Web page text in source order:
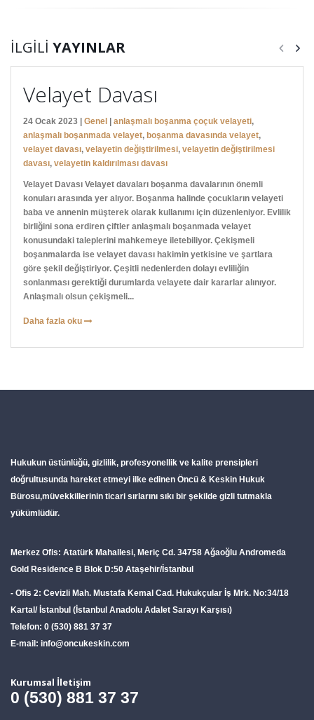
İLGILI YAYINLAR
Velayet Davası
24 Ocak 2023 | Genel | anlaşmalı boşanma çoçuk velayeti,
anlaşmalı boşanmada velayet, boşanma davasında velayet,
velayet davası, velayetin değiştirilmesi, velayetin değiştirilmesi
davası, velayetin kaldırılması davası
Velayet Davası Velayet davaları boşanma davalarının önemli
konuları arasında yer alıyor. Boşanma halinde çocukların velayeti
baba ve annenin müşterek olarak kullanımı için düzenleniyor. Evlilik
birliğini sona erdiren çiftler anlaşmalı boşanmada velayet
konusundaki taleplerini mahkemeye iletebiliyor. Çekişmeli
boşanmalarda ise velayet davası hakimin yetkisine ve şartlara
göre şekil değiştiriyor. Çeşitli nedenlerden dolayı evliliğin
sonlanması gerektiği durumlarda velayete dair kararlar alınıyor.
Anlaşmalı olsun çekişmeli...
Daha fazla oku
Hukukun üstünlüğü, gizlilik, profesyonellik ve kalite prensipleri
doğrultusunda hareket etmeyi ilke edinen Öncü & Keskin Hukuk
Bürosu,müvekkillerinin ticari sırlarını sıkı bir şekilde gizli tutmakla
yükümlüdür.
Merkez Ofis: Atatürk Mahallesi, Meriç Cd. 34758 Ağaoğlu Andromeda
Gold Residence B Blok D:50 Ataşehir/İstanbul
- Ofis 2: Cevizli Mah. Mustafa Kemal Cad. Hukukçular İş Mrk. No:34/18
Kartal/ İstanbul (İstanbul Anadolu Adalet Sarayı Karşısı)
Telefon: 0 (530) 881 37 37
E-mail: info@oncukeskin.com
Kurumsal İletişim
0 (530) 881 37 37